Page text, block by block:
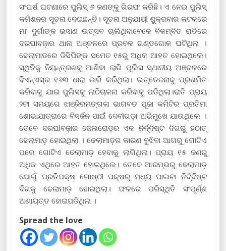
ସଂଘର୍ଷ ଘଟଣାରେ ପୁଲିସ୍‌ ୬ ଜଣଙ୍କୁ ଗିରଫ କରିଛି। ଏ ନେଇ ପୁଲିସ୍‌
କମିଶନର ସୂଚନା ଦେଇଛନ୍ତି। ସୂଚନା ଅନୁଯାୟୀ ଶୁକ୍ରବାର କଟକରେ
ମା’ ଦୁର୍ଗାଙ୍କ ଭସାଣ ଉତ୍ସବ ଚାଲିଥିବାବେଳେ ବିଳମ୍ବିତ ରାତିରେ
ଦରଘାବଜ଼ାର ଥାନା ଅଞ୍ଚଳରେ ପ୍ରବଳ ଗଣ୍ଡଗୋଳ ଘଟିଥିଲା ।
ଢେଲାମାଡରେ ଡିସିପିଙ୍କ ସମେତ ୧୫ରୁ ଅଧିକ ଆହତ ହୋଇଥିଲେ।
ସ୍ଥିତିକୁ ନିୟନ୍ତ୍ରଣକୁ ଆଣିବା ଲାଗି ପୁଲିସ ସ୍ଥାନୀୟ ଅଞ୍ଚଳରେ
ବିଏନ୍‌ଏସ୍‌ର ୧୬୩ ଧାରା ଜାରି କରିଥିଲା। ଉତ୍ତେଜନାକୁ ପ୍ରଶମିତ
କରିବାକୁ ଯାଇ ପୁଲିସକୁ ଲାଠିଚାଳନା କରିବାକୁ ପଡିଥିଲା।ରାତି ପ୍ରାୟ
୨ଟା ସମୟରେ ଝାଞ୍ଜିରମଙ୍ଗଳା ଭାଗବତ ପୂଜା କମିଟିର ପ୍ରତିମା
ଶୋଭାଯାତ୍ରାରେ ବିସର୍ଜନ ପାଇଁ ଦେବୀଗଡ଼ା ଅଭିମୁଖେ ଯାଉଥିଲେ ।
ତେବେ ଦରଘlବଜ଼ାର ଜେଲରୋଡ଼ର ଏକ ନିର୍ଦ୍ଦିଷ୍ଟ ଦିଗରୁ ହଠାତ୍‌
ଢେଲାମାଡ଼ ହୋଇଥିଲା । ଢେଲାମାଡ଼ର କାରଣ ବୁଝିବା ଆଗରୁ ଗୋଟିଏ
ପରେ ଗୋଟିଏ ଢେଲାମାଡ଼ ହେବାକୁ ଲାଗିଥିଲା। ପ୍ରାୟ ୧୫ ଜଣରୁ
ଅଧିକ ଏଥିରେ ଆହତ ହୋଇଥିଲେ। ତେବେ ଆରମ୍ଭରୁ ଢେଲାମାଡ଼
ଯୋଗୁଁ ପ୍ରତିପକ୍ଷ ଗୋଷ୍ଠୀ ପକ୍ଷରୁ ମଧ୍ୟ ପାଲଟା ନିର୍ଦ୍ଦିଷ୍ଟ
ଦିଗକୁ ଢେଲାମାଡ଼ ହୋଇଥିଲା। ଫଳରେ ପରିସ୍ଥିତି ସଂପୂର୍ଣ୍ଣ
ଅଣାୟତ୍ତ ହୋଇପଡିଥିଲା ।
Spread the love